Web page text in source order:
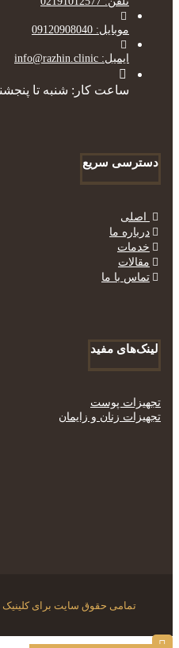
موبایل: 09120908040
ایمیل: info@razhin.clinic
ساعت کار: شنبه تا پنجشنبه 10
دسترسی سریع
اصلی
درباره ما
خدمات
مقالات
تماس با ما
لینک‌های مفید
تجهیزات پوست
تجهیزات زنان و زایمان
تمامی حقوق سایت برای